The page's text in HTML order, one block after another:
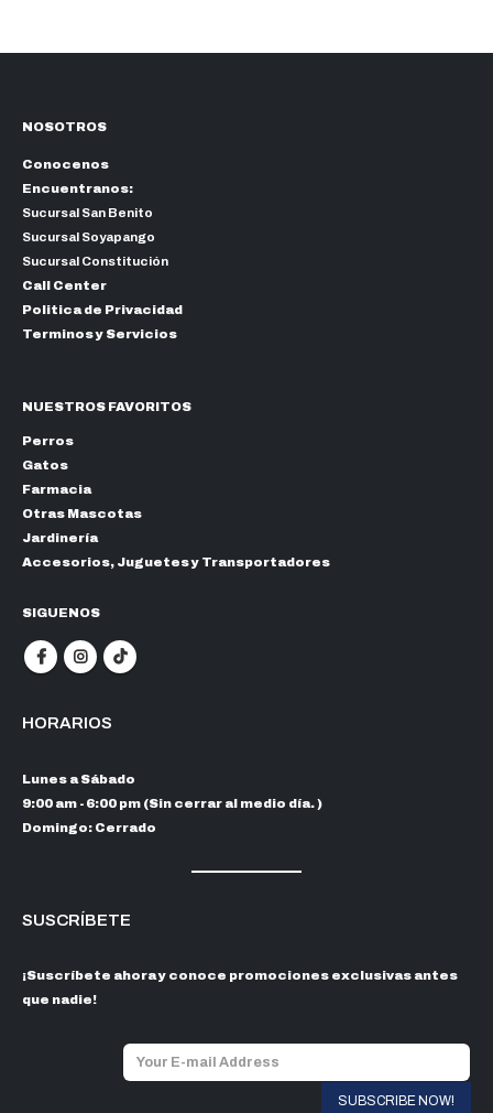
NOSOTROS
Conocenos
Encuentranos:
Sucursal San Benito
Sucursal Soyapango
Sucursal Constitución
Call Center
Politica de Privacidad
Terminos y Servicios
NUESTROS FAVORITOS
Perros
Gatos
Farmacia
Otras Mascotas
Jardinería
Accesorios, Juguetes y Transportadores
SIGUENOS
HORARIOS
Lunes a Sábado
9:00 am - 6:00 pm (Sin cerrar al medio día. )
Domingo: Cerrado
SUSCRÍBETE
¡Suscríbete ahora y conoce promociones exclusivas antes
que nadie!